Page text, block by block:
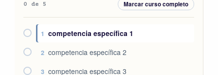
0 de 5 Marcar curso completo
1 competencia específica 1
2 competencia específica 2
3 competencia específica 3